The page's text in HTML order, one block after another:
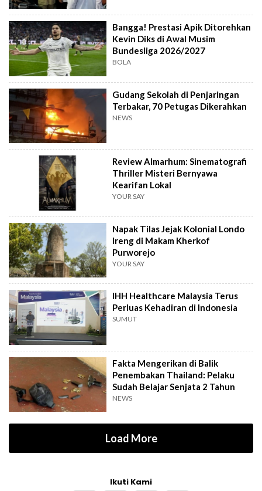
Bangga! Prestasi Apik Ditorehkan
Kevin Diks di Awal Musim
Bundesliga 2026/2027
BOLA
Gudang Sekolah di Penjaringan
Terbakar, 70 Petugas Dikerahkan
NEWS
Review Almarhum: Sinematografi
Thriller Misteri Bernyawa
Kearifan Lokal
YOUR SAY
Napak Tilas Jejak Kolonial Londo
Ireng di Makam Kherkof
Purworejo
YOUR SAY
IHH Healthcare Malaysia Terus
Perluas Kehadiran di Indonesia
SUMUT
Fakta Mengerikan di Balik
Penembakan Thailand: Pelaku
Sudah Belajar Senjata 2 Tahun
NEWS
Load More
Ikuti Kami